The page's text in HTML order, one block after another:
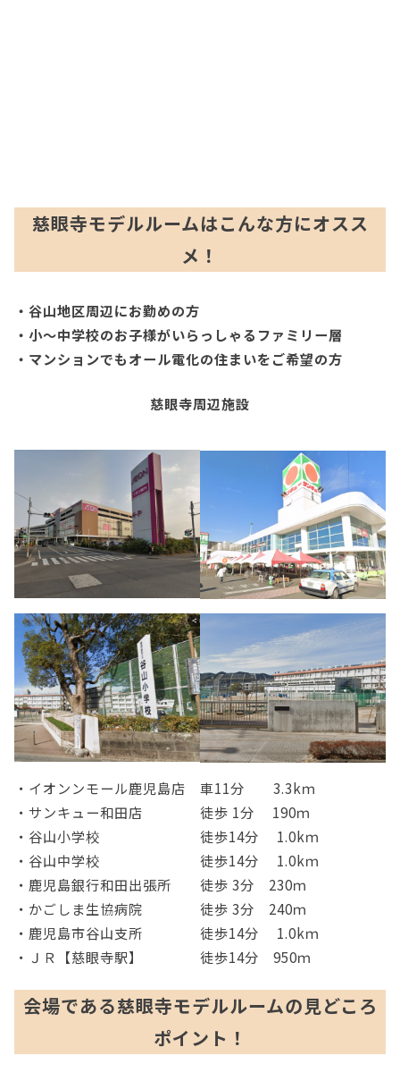
慈眼寺モデルルームはこんな方にオスス
メ！
・谷山地区周辺にお勤めの方
・小～中学校のお子様がいらっしゃるファミリー層
・マンションでもオール電化の住まいをご希望の方
慈眼寺周辺施設
・イオンンモール鹿児島店 車11分 3.3kｍ
・サンキュー和田店 徒歩 1分 190ｍ
・谷山小学校 徒歩14分 1.0kｍ
・谷山中学校 徒歩14分 1.0kｍ
・鹿児島銀行和田出張所 徒歩 3分 230ｍ
・かごしま生協病院 徒歩 3分 240ｍ
・鹿児島市谷山支所 徒歩14分 1.0kｍ
・ＪＲ【慈眼寺駅】 徒歩14分 950ｍ
会場である慈眼寺モデルルームの見どころ
ポイント！